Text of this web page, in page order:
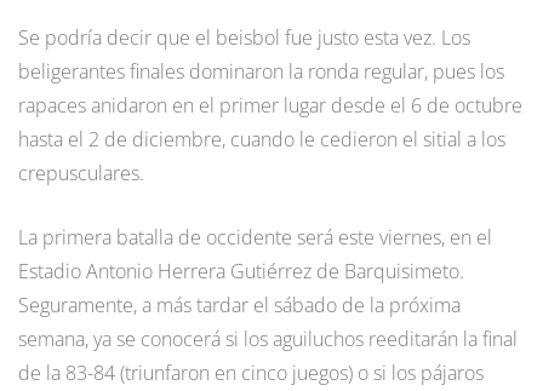
Se podría decir que el beisbol fue justo esta vez. Los
beligerantes finales dominaron la ronda regular, pues los
rapaces anidaron en el primer lugar desde el 6 de octubre
hasta el 2 de diciembre, cuando le cedieron el sitial a los
crepusculares.
La primera batalla de occidente será este viernes, en el
Estadio Antonio Herrera Gutiérrez de Barquisimeto.
Seguramente, a más tardar el sábado de la próxima
semana, ya se conocerá si los aguiluchos reeditarán la final
de la 83-84 (triunfaron en cinco juegos) o si los pájaros